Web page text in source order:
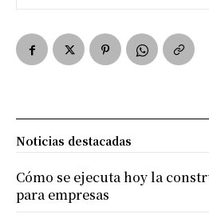
Noticias destacadas
Cómo se ejecuta hoy la
para empresas